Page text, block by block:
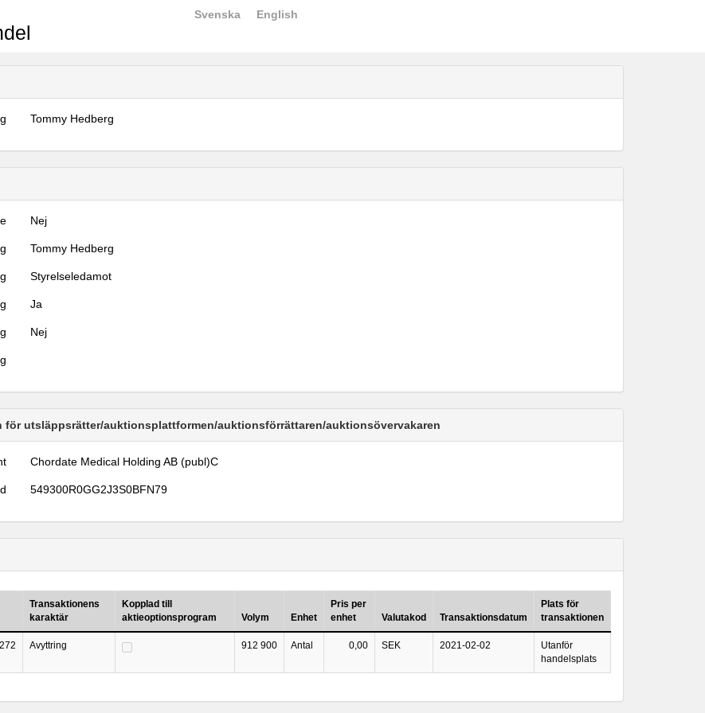
Svenska English
Tommy Hedberg
Nej
Tommy Hedberg
Styrelseledamot
Ja
Nej
för utsläppsrätter/auktionsplattformen/auktionsförrättaren/auktionsövervakaren
Chordate Medical Holding AB (publ)C
549300R0GG2J3S0BFN79
Transaktionens
karaktär
Kopplad till
aktieoptionsprogram
Volym Enhet
Pris per
enhet
Valutakod Transaktionsdatum
Plats för
transaktionen
Avyttring 912 900 Antal 0,00 SEK 2021-02-02
Utanför
handelsplats